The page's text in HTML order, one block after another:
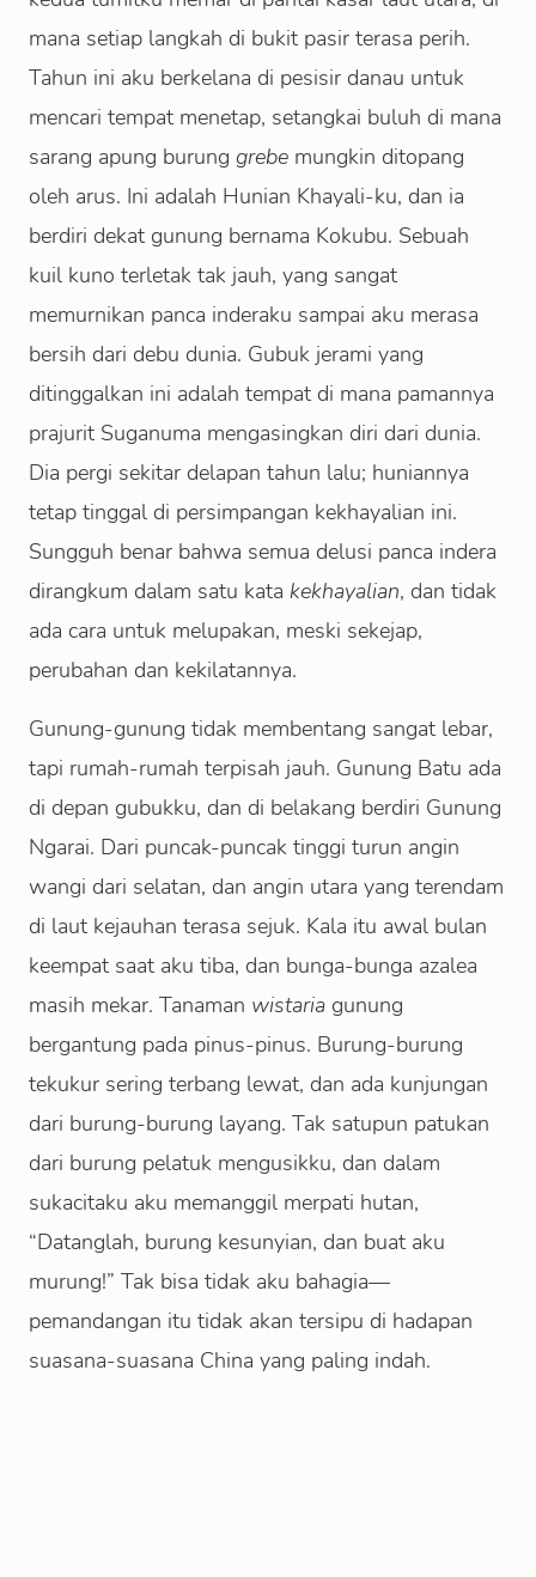
mana setiap langkah di bukit pasir terasa perih.
Tahun ini aku berkelana di pesisir danau untuk
mencari tempat menetap, setangkai buluh di mana
sarang apung burung grebe mungkin ditopang
oleh arus. Ini adalah Hunian Khayali-ku, dan ia
berdiri dekat gunung bernama Kokubu. Sebuah
kuil kuno terletak tak jauh, yang sangat
memurnikan panca inderaku sampai aku merasa
bersih dari debu dunia. Gubuk jerami yang
ditinggalkan ini adalah tempat di mana pamannya
prajurit Suganuma mengasingkan diri dari dunia.
Dia pergi sekitar delapan tahun lalu; huniannya
tetap tinggal di persimpangan kekhayalian ini.
Sungguh benar bahwa semua delusi panca indera
dirangkum dalam satu kata kekhayalian, dan tidak
ada cara untuk melupakan, meski sekejap,
perubahan dan kekilatannya.
Gunung-gunung tidak membentang sangat lebar,
tapi rumah-rumah terpisah jauh. Gunung Batu ada
di depan gubukku, dan di belakang berdiri Gunung
Ngarai. Dari puncak-puncak tinggi turun angin
wangi dari selatan, dan angin utara yang terendam
di laut kejauhan terasa sejuk. Kala itu awal bulan
keempat saat aku tiba, dan bunga-bunga azalea
masih mekar. Tanaman wistaria gunung
bergantung pada pinus-pinus. Burung-burung
tekukur sering terbang lewat, dan ada kunjungan
dari burung-burung layang. Tak satupun patukan
dari burung pelatuk mengusikku, dan dalam
sukacitaku aku memanggil merpati hutan,
“Datanglah, burung kesunyian, dan buat aku
murung!” Tak bisa tidak aku bahagia—
pemandangan itu tidak akan tersipu di hadapan
suasana-suasana China yang paling indah.